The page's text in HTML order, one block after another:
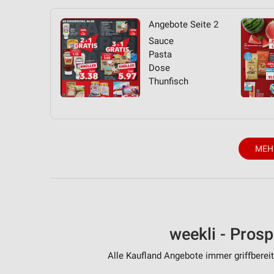
Angebote Seite 2
Sauce
Pasta
Dose
Thunfisch
weekli -
Alle Kaufland Angebote immer